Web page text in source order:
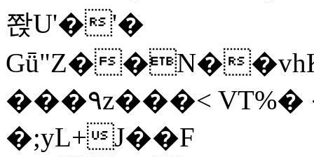
쫝U'�'�
Gǖ"Z��N�
���٩z���< VT%� �}z�XEu�<ं�Q!
�;yL+J��F